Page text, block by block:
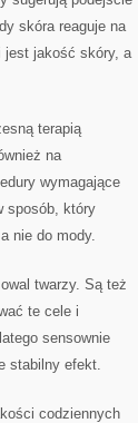
skóra reaguje na
jest jakość skóry, a
terapią
na
wymagające
sposób, który
nie do mody.
twarzy. Są też
te cele i
sensownie
stabilny efekt.
codziennych